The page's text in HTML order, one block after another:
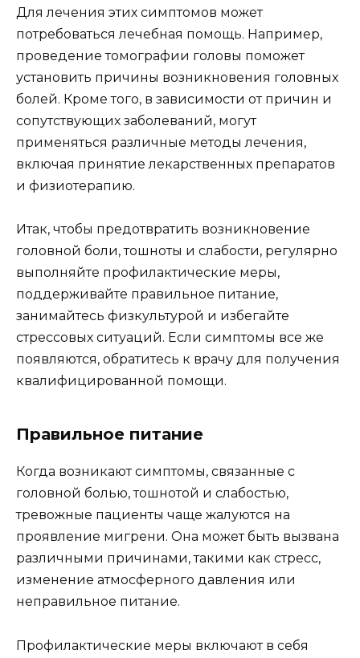
Для лечения этих симптомов может
потребоваться лечебная помощь. Например,
проведение томографии головы поможет
установить причины возникновения головных
болей. Кроме того, в зависимости от причин и
сопутствующих заболеваний, могут
применяться различные методы лечения,
включая принятие лекарственных препаратов
и физиотерапию.
Итак, чтобы предотвратить возникновение
головной боли, тошноты и слабости, регулярно
выполняйте профилактические меры,
поддерживайте правильное питание,
занимайтесь физкультурой и избегайте
стрессовых ситуаций. Если симптомы все же
появляются, обратитесь к врачу для получения
квалифицированной помощи.
Правильное питание
Когда возникают симптомы, связанные с
головной болью, тошнотой и слабостью,
тревожные пациенты чаще жалуются на
проявление мигрени. Она может быть вызвана
различными причинами, такими как стресс,
изменение атмосферного давления или
неправильное питание.
Профилактические меры включают в себя